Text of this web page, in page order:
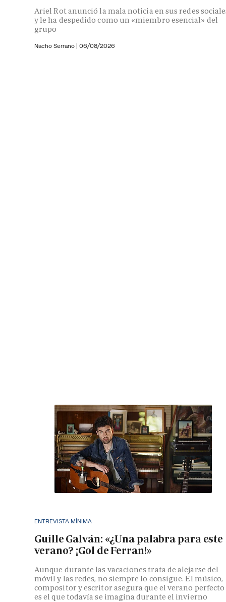
Ariel Rot anunció la mala noticia en sus redes
y le ha despedido como un «miembro esencial» del
grupo
Nacho Serrano | 06/08/2026
ENTREVISTA MÍNIMA
Guille Galván: «¿Una palabra para este
verano? ¡Gol de Ferran!»
Aunque durante las vacaciones trata de alejarse del
móvil y las redes, no siempre lo consigue. El músico,
compositor y escritor asegura que el verano perfecto
es el que todavía se imagina durante el invierno